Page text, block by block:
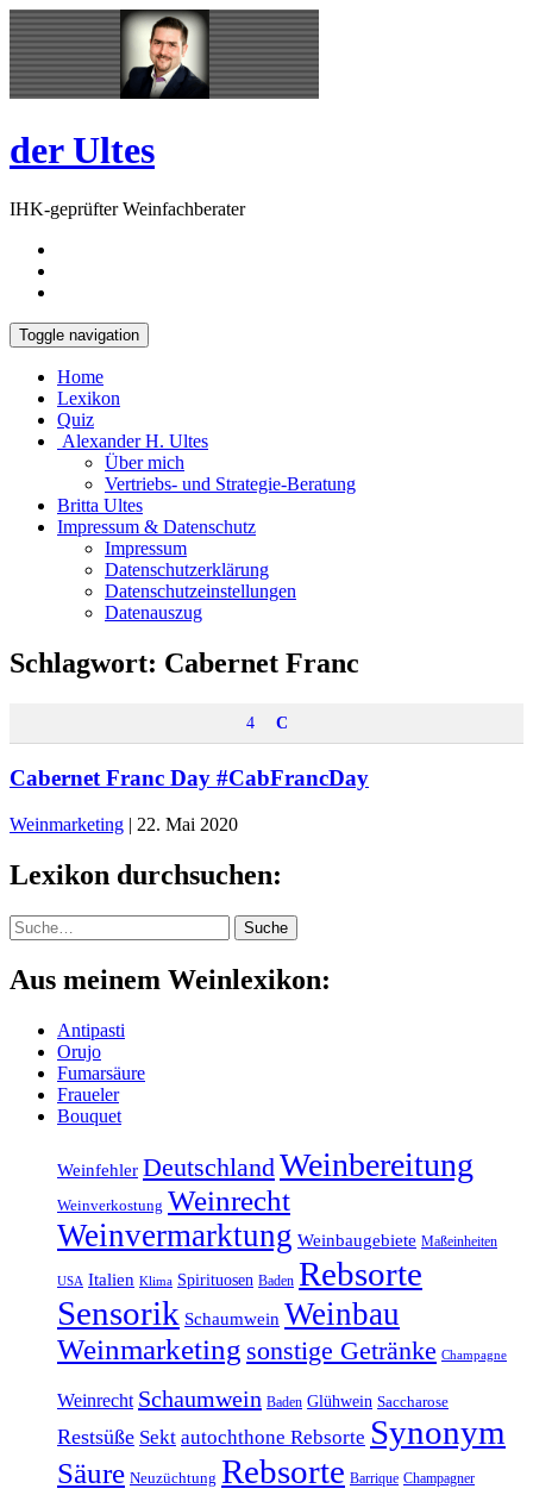
Skip
to
content
Open
Sidebar
der Ultes
IHK-geprüfter Weinfachberater
Toggle navigation
Home
Lexikon
Quiz
Alexander H. Ultes
Über mich
Vertriebs- und Strategie-Beratung
Britta Ultes
Impressum & Datenschutz
Impressum
Datenschutzerklärung
Datenschutzeinstellungen
Datenauszug
Schlagwort: Cabernet Franc
4 C
Cabernet Franc Day #CabFrancDay
Weinmarketing | 22. Mai 2020
Lexikon durchsuchen:
Suche Suche
Aus meinem Weinlexikon:
Antipasti
Orujo
Fumarsäure
Fraueler
Bouquet
Weinfehler Deutschland Weinbereitung
Weinverkostung Weinrecht
Weinvermarktung Weinbaugebiete Maßeinheiten
USA Italien Klima Spirituosen Baden Rebsorte
Sensorik Schaumwein Weinbau
Weinmarketing sonstige Getränke Champagne
Weinrecht Schaumwein Baden Glühwein Saccharose
Restsüße Sekt autochthone Rebsorte Synonym
Säure Neuzüchtung Rebsorte Barrique Champagner